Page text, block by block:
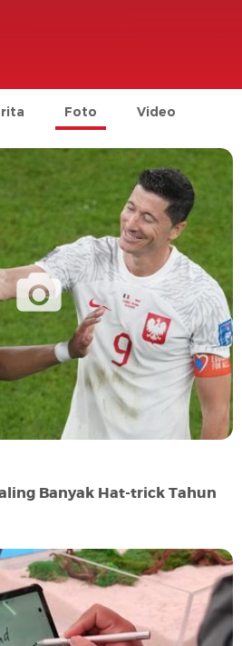
Foto Video
Banyak Hat-trick Tahun